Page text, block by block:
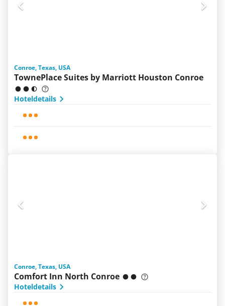
Conroe, Texas, USA
TownePlace Suites by Marriott Houston Conroe
Hoteldetails
Conroe, Texas, USA
Comfort Inn North Conroe
Hoteldetails